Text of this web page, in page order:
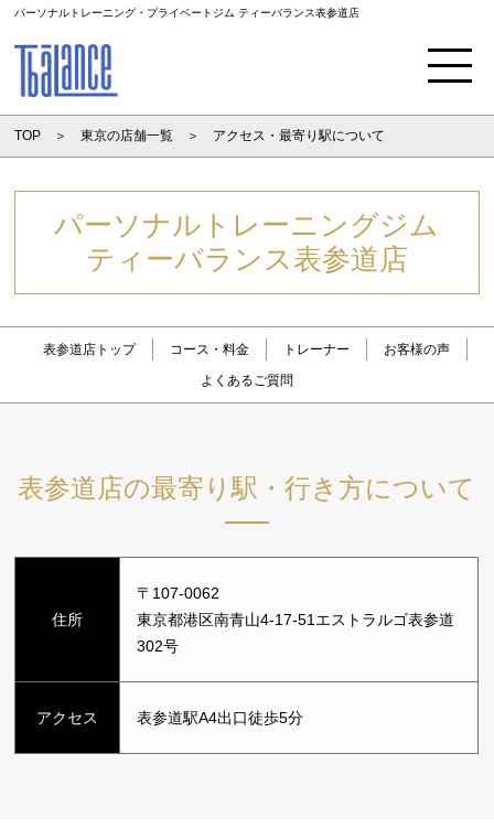
パーソナルトレーニング・プライベートジム ティーバランス表参道店
TOP 東京の店舗一覧 アクセス・最寄り駅について
パーソナルトレーニングジム
ティーバランス表参道店
表参道店トップ コース・料金 トレーナー
お客様の声
よくあるご質問
表参道店の最寄り駅・行き方について
住所
〒107-0062
東京都港区南青山4-17-51エストラルゴ表参道
302号
アクセス 表参道駅A4出口徒歩5分